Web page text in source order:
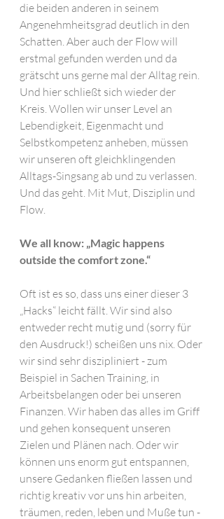
die beiden anderen in seinem
Angenehmheitsgrad deutlich in den
Schatten. Aber auch der Flow will
erstmal gefunden werden und da
grätscht uns gerne mal der Alltag rein.
Und hier schließt sich wieder der
Kreis. Wollen wir unser Level an
Lebendigkeit, Eigenmacht und
Selbstkompetenz anheben, müssen
wir unseren oft gleichklingenden
Alltags-Singsang ab und zu verlassen.
Und das geht. Mit Mut, Disziplin und
Flow.
We all know: „Magic happens
outside the comfort zone.“
Oft ist es so, dass uns einer dieser 3
„Hacks“ leicht fällt. Wir sind also
entweder recht mutig und (sorry für
den Ausdruck!) scheißen uns nix. Oder
wir sind sehr diszipliniert - zum
Beispiel in Sachen Training, in
Arbeitsbelangen oder bei unseren
Finanzen. Wir haben das alles im Griff
und gehen konsequent unseren
Zielen und Plänen nach. Oder wir
können uns enorm gut entspannen,
unsere Gedanken fließen lassen und
richtig kreativ vor uns hin arbeiten,
träumen, reden, leben und Muße tun -